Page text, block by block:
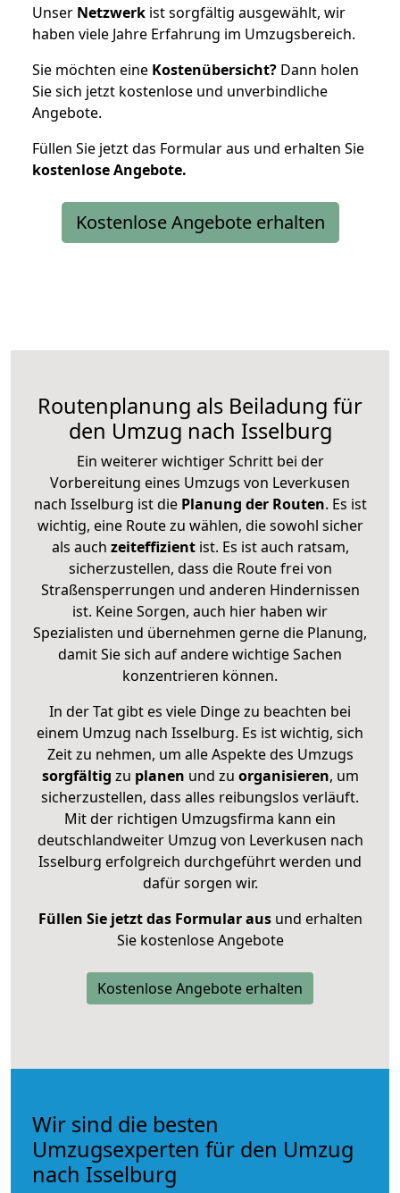
Unser Netzwerk ist sorgfältig ausgewählt, wir
haben viele Jahre Erfahrung im Umzugsbereich.
Sie möchten eine Kostenübersicht? Dann holen
Sie sich jetzt kostenlose und unverbindliche
Angebote.
Füllen Sie jetzt das Formular aus und erhalten Sie
kostenloseAngebote.
Kostenlose Angebote erhalten
Routenplanung als Beiladung für
den Umzug nach Isselburg
Ein weiterer wichtiger Schritt bei der
Vorbereitung eines Umzugs von Leverkusen
nach Isselburg ist diePlanung der Routen. Es ist
wichtig, eine Route zu wählen, die sowohl sicher
als auch zeiteffizientist. Es ist auch ratsam,
sicherzustellen, dass die Route frei von
Straßensperrungen und anderen Hindernissen
ist. Keine Sorgen, auch hier haben wir
Spezialisten und übernehmen gerne die Planung,
damit Sie sich auf andere wichtige Sachen
konzentrieren können.
In der Tat gibt es viele Dinge zu beachten bei
einem Umzug nach Isselburg. Es ist wichtig, sich
Zeit zu nehmen, um alle Aspekte des Umzugs
sorgfältig zu planen und zu organisieren, um
sicherzustellen, dass alles reibungslos verläuft.
Mit der richtigen Umzugsfirma kann ein
deutschlandweiter Umzug von Leverkusen nach
Isselburg erfolgreich durchgeführt werden und
dafür sorgen wir.
Füllen Sie jetzt das Formular ausund erhalten
Sie kostenlose Angebote
Kostenlose Angebote erhalten
Wir sind die besten
Umzugsexperten für den Umzug
nach Isselburg